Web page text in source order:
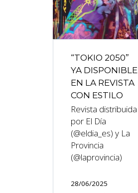
“TOKIO 2050”
YA DISPONIBLE
EN LA REVISTA
CON ESTILO
Revista distribuida
por El Día
(@eldia_es) y La
Provincia
(@laprovincia)
28/06/2025